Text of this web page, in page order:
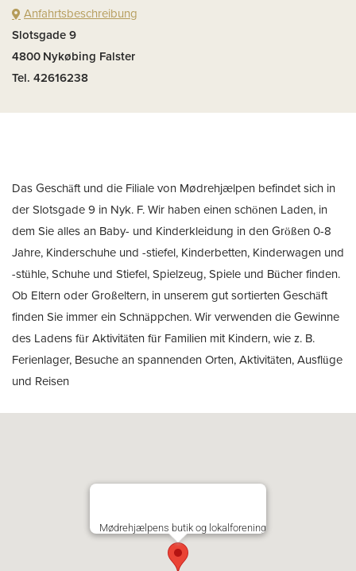
Anfahrtsbeschreibung
Slotsgade 9
4800 Nykøbing Falster
Tel. 42616238
Das Geschäft und die Filiale von Mødrehjælpen befindet sich in
der Slotsgade 9 in Nyk. F. Wir haben einen schönen Laden, in
dem Sie alles an Baby- und Kinderkleidung in den Größen 0-8
Jahre, Kinderschuhe und -stiefel, Kinderbetten, Kinderwagen und
-stühle, Schuhe und Stiefel, Spielzeug, Spiele und Bücher finden.
Ob Eltern oder Großeltern, in unserem gut sortierten Geschäft
finden Sie immer ein Schnäppchen. Wir verwenden die Gewinne
des Ladens für Aktivitäten für Familien mit Kindern, wie z. B.
Ferienlager, Besuche an spannenden Orten, Aktivitäten, Ausflüge
und Reisen
Mødrehjælpens butik og lokalforening